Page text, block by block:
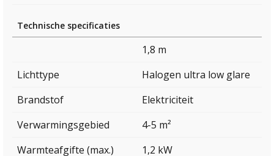
Technische specificaties
1,8 m
Lichttype
Halogen ultra low glare
Brandstof
Elektriciteit
Verwarmingsgebied
4-5 m²
Warmteafgifte (max.)
1,2 kW